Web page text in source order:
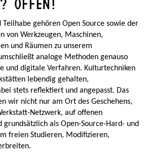
gehören Open Source sowie der
von Werkzeugen, Maschinen,
und Räumen zu unserem
analoge Methoden genauso
und digitale Verfahren. Kulturtechniken
lebendig gehalten,
stets reflektiert und angepasst. Das
wir nicht nur am Ort des Geschehens,
Netzwerk, auf offenen
als Open-Source-Hard- und
freien Studieren, Modifizieren,